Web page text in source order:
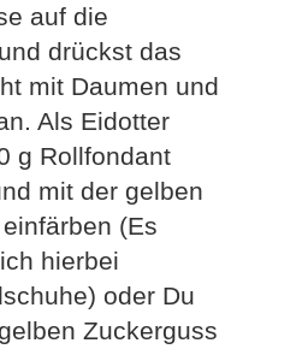
auf die
drückst das
mit Daumen und
Als Eidotter
g Rollfondant
mit der gelben
(Es
hierbei
oder Du
Zuckerguss